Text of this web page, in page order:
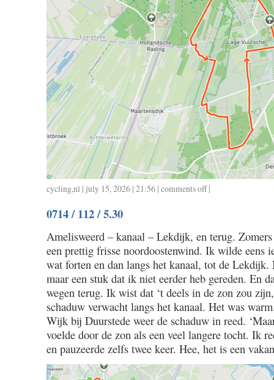
cycling,nl | july 15, 2026 | 21:56 | comments offon
2.10
|
0714 / 112 / 5.30
Amelisweerd – kanaal – Lekdijk, en terug.
een prettig frisse noordoostenwind. Ik wilde eens
wat forten en dan langs het kanaal, tot de
maar een stuk dat ik niet eerder heb gereden. En
wegen terug. Ik wist dat ‘t deels in de zon zou
schaduw verwacht langs het kanaal. Het was
Wijk bij Duurstede weer de schaduw in reed.
voelde door de zon als een veel langere tocht. Ik
en pauzeerde zelfs twee keer. Hee, het is een